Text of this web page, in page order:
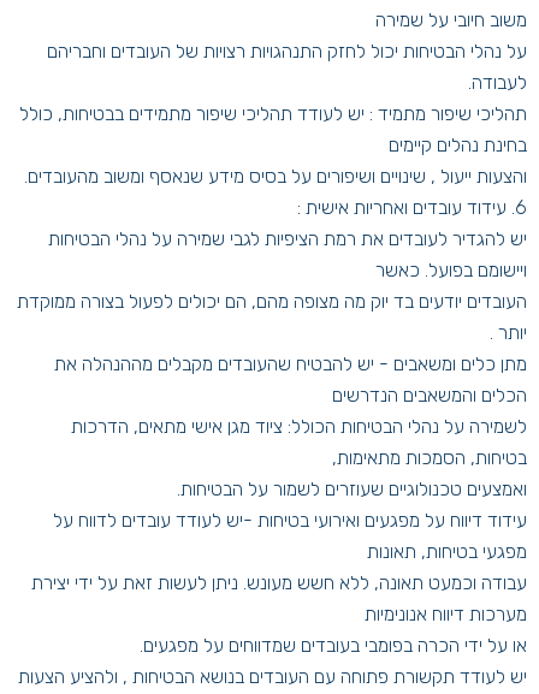
משוב חיובי על שמירה
על נהלי הבטיחות יכול לחזק התנהגויות רצויות של העובדים וחבריהם
לעבודה.
תהליכי שיפור מתמיד : יש לעודד תהליכי שיפור מתמידים בבטיחות, כולל
בחינת נהלים קיימים
והצעות ייעול , שינויים ושיפורים על בסיס מידע שנאסף ומשוב מהעובדים.
6. עידוד עובדים ואחריות אישית :
יש להגדיר לעובדים את רמת הציפיות לגבי שמירה על נהלי הבטיחות
ויישומם בפועל. כאשר
העובדים יודעים בד יוק מה מצופה מהם, הם יכולים לפעול בצורה ממוקדת
יותר .
מתן כלים ומשאבים - יש להבטיח שהעובדים מקבלים מההנהלה את
הכלים והמשאבים הנדרשים
לשמירה על נהלי הבטיחות הכולל: ציוד מגן אישי מתאים, הדרכות
בטיחות, הסמכות מתאימות,
ואמצעים טכנולוגיים שעוזרים לשמור על הבטיחות.
עידוד דיווח על מפגעים ואירועי בטיחות -יש לעודד עובדים לדווח על
מפגעי בטיחות, תאונות
עבודה וכמעט תאונה, ללא חשש מעונש. ניתן לעשות זאת על ידי יצירת
מערכות דיווח אנונימיות
או על ידי הכרה בפומבי בעובדים שמדווחים על מפגעים.
יש לעודד תקשורת פתוחה עם העובדים בנושא הבטיחות , ולהציע הצעות